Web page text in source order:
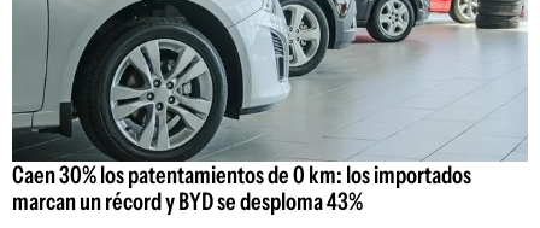
Caen 30% los patentamientos de 0 km: los importados
marcan un récord y BYD se desploma 43%